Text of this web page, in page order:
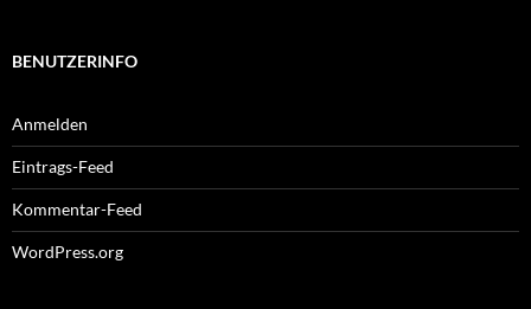
BENUTZERINFO
Anmelden
Eintrags-Feed
Kommentar-Feed
WordPress.org